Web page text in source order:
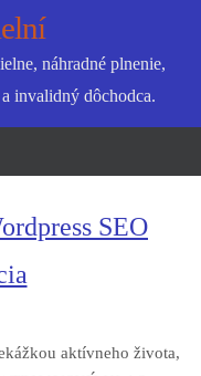
náhradné plnenie,
invalidný dôchodca.
SEO
aktívneho života,